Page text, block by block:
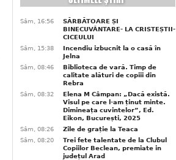
Sâm, 16:56
SĂRBĂTOARE ȘI
BINECUVÂNTARE- LA CRISTEȘTII-
CICEULUI
Sâm, 15:38
Incendiu izbucnit la o casă în
Jelna
Sâm, 08:46
Biblioteca de vară. Timp de
calitate alături de copiii din
Rebra
Sâm, 08:32
Elena M Câmpan: „Dacă există.
Visul pe care l-am ținut minte.
Dimineața cuvintelor”, Ed.
Eikon, București, 2025
Sâm, 08:26
Zile de grație la Teaca
Sâm, 08:20
Trei fete talentate de la Clubul
Copiilor Beclean, premiate in
județul Arad